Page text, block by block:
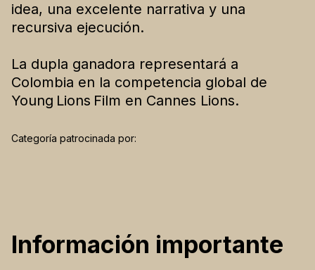
idea, una excelente narrativa y una
recursiva ejecución.
La dupla ganadora representará a
Colombia en la competencia global de
Young Lions Film en Cannes Lions.
Categoría patrocinada por:
Información importante